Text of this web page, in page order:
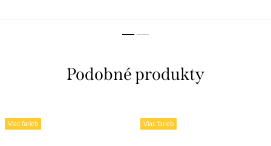
Viac farieb Viac farieb